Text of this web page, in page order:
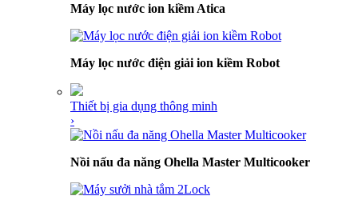
Máy lọc nước ion kiềm Atica
Máy lọc nước điện giải ion kiềm Robot
Thiết bị gia dụng thông minh
›
Nồi nấu đa năng Ohella Master Multicooker